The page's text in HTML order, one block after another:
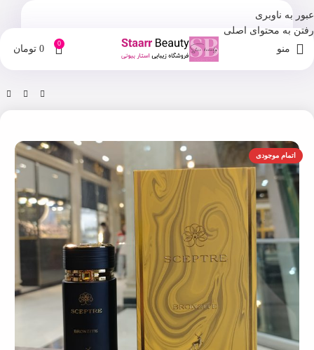
عبور به ناوبری
رفتن به محتوای اصلی
منو 0
0 تومان
خانه اسپری و ادکلن
اتمام موجودی